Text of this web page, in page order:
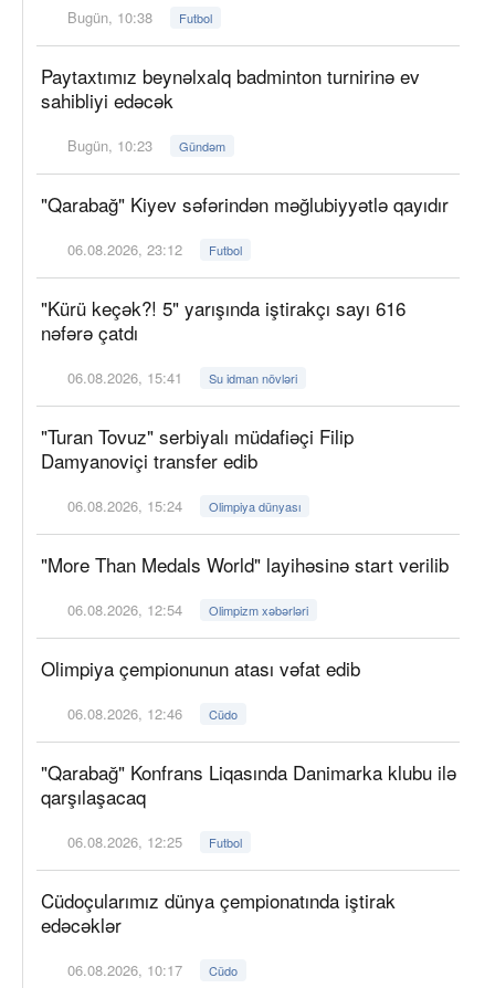
Bugün, 10:38 Futbol
Paytaxtımız beynəlxalq badminton turnirinə ev
sahibliyi edəcək
Bugün, 10:23 Gündəm
"Qarabağ" Kiyev səfərindən məğlubiyyətlə qayıdır
06.08.2026, 23:12 Futbol
"Kürü keçək?! 5" yarışında iştirakçı sayı 616
nəfərə çatdı
06.08.2026, 15:41 Su idman növləri
"Turan Tovuz" serbiyalı müdafiəçi Filip
Damyanoviçi transfer edib
06.08.2026, 15:24 Olimpiya dünyası
"More Than Medals World" layihəsinə start verilib
06.08.2026, 12:54 Olimpizm xəbərləri
Olimpiya çempionunun atası vəfat edib
06.08.2026, 12:46 Cüdo
"Qarabağ" Konfrans Liqasında Danimarka klubu ilə
qarşılaşacaq
06.08.2026, 12:25 Futbol
Cüdoçularımız dünya çempionatında iştirak
edəcəklər
06.08.2026, 10:17 Cüdo